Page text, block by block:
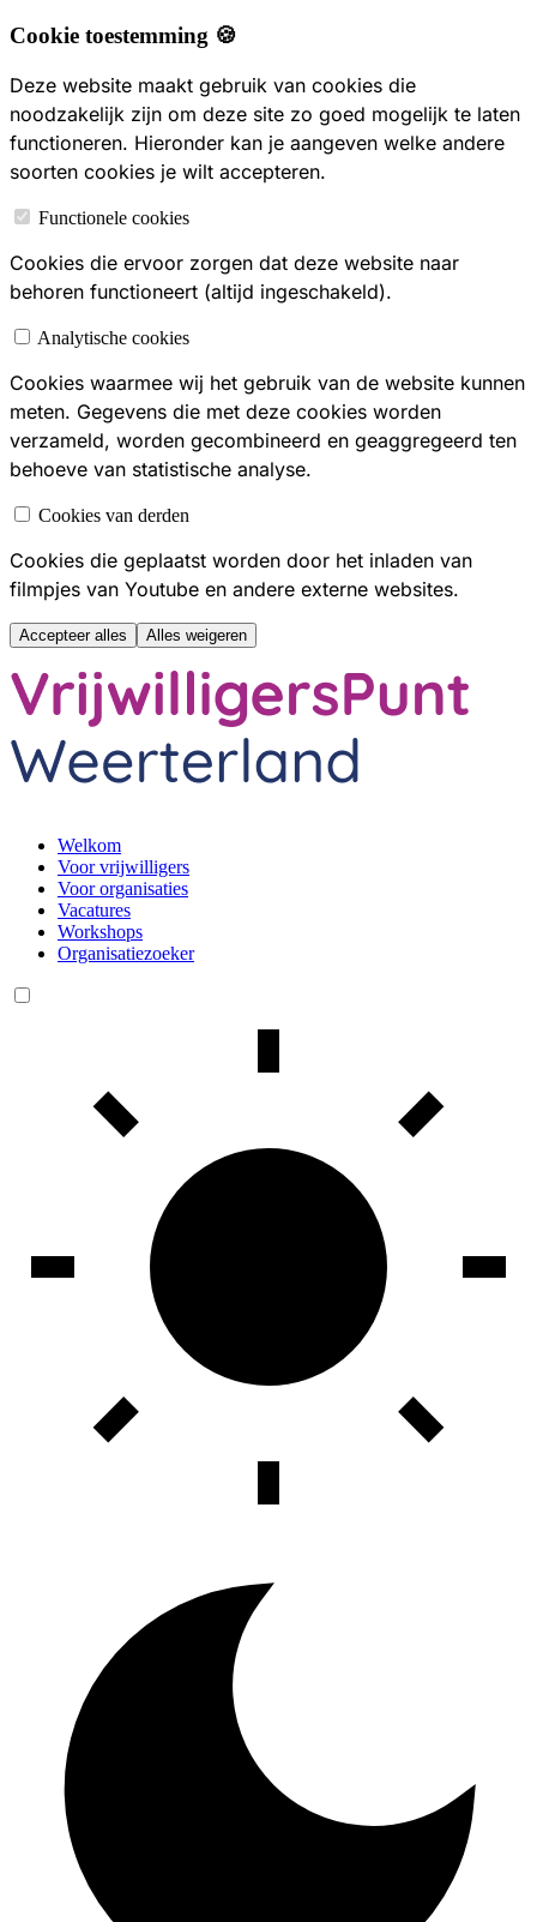
Cookie toestemming 🍪
Deze website maakt gebruik van cookies die
noodzakelijk zijn om deze site zo goed mogelijk te laten
functioneren. Hieronder kan je aangeven welke andere
soorten cookies je wilt accepteren.
Functionele cookies
Cookies die ervoor zorgen dat deze website naar
behoren functioneert (altijd ingeschakeld).
Analytische cookies
Cookies waarmee wij het gebruik van de website kunnen
meten. Gegevens die met deze cookies worden
verzameld, worden gecombineerd en geaggregeerd ten
behoeve van statistische analyse.
Cookies van derden
Cookies die geplaatst worden door het inladen van
filmpjes van Youtube en andere externe websites.
Accepteer alles Alles weigeren
Welkom
Voor vrijwilligers
Voor organisaties
Vacatures
Workshops
Organisatiezoeker